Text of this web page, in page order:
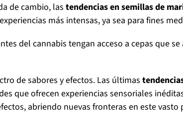
de cambio, lastendencias en semillas de
más intensas, ya sea para fines
del cannabis tengan acceso a cepas que
de sabores y efectos. Las últimas
que ofrecen experiencias sensoriales
abriendo nuevas fronteras en este vasto